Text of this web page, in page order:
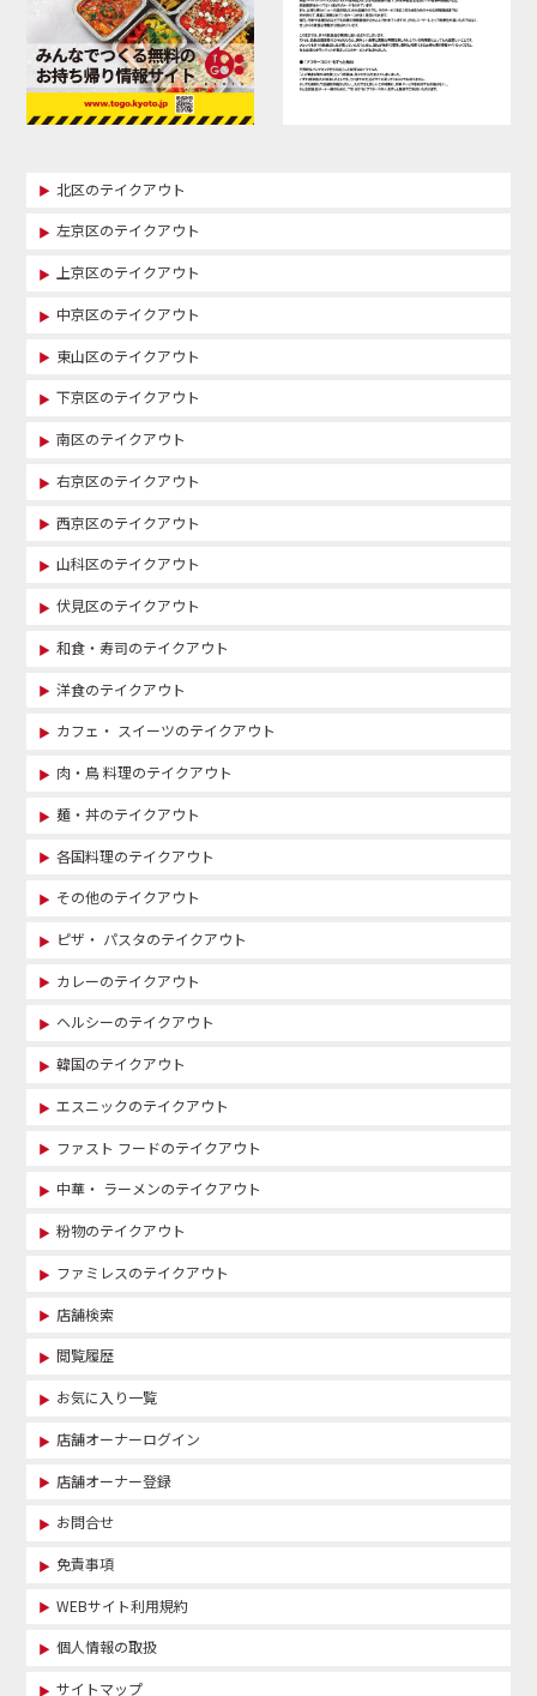
北区のテイクアウト
左京区のテイクアウト
上京区のテイクアウト
中京区のテイクアウト
東山区のテイクアウト
下京区のテイクアウト
南区のテイクアウト
右京区のテイクアウト
西京区のテイクアウト
山科区のテイクアウト
伏見区のテイクアウト
和食・寿司のテイクアウト
洋食のテイクアウト
カフェ・ スイーツのテイクアウト
肉・鳥 料理のテイクアウト
麺・丼のテイクアウト
各国料理のテイクアウト
その他のテイクアウト
ピザ・ パスタのテイクアウト
カレーのテイクアウト
ヘルシーのテイクアウト
韓国のテイクアウト
エスニックのテイクアウト
ファスト フードのテイクアウト
中華・ ラーメンのテイクアウト
粉物のテイクアウト
ファミレスのテイクアウト
店舗検索
閲覧履歴
お気に入り一覧
店舗オーナーログイン
店舗オーナー登録
お問合せ
免責事項
WEBサイト利用規約
個人情報の取扱
サイトマップ